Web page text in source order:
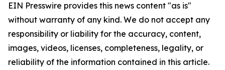
EIN Presswire provides this news content "as is"
without warranty of any kind. We do not accept any
responsibility or liability for the accuracy, content,
images, videos, licenses, completeness, legality, or
reliability of the information contained in this article.